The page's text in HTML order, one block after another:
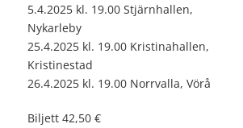
5.4.2025 kl. 19.00 Stjärnhallen,
Nykarleby
25.4.2025 kl. 19.00 Kristinahallen,
Kristinestad
26.4.2025 kl. 19.00 Norrvalla, Vörå
Biljett 42,50 €